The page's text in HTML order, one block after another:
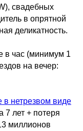
свадебных
в опрятной
деликатность.
в час (минимум 1
на вечер:
нетрезвом виде
7 лет + потеря
миллионов